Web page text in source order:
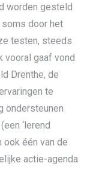
worden gesteld
door het
testen, steeds
vooral gaaf vond
Drenthe, de
te
ondersteunen
‘lerend
ook één van de
actie-agenda